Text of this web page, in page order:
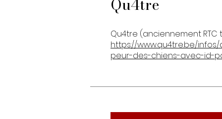
Qu4tre (anciennement RTC
https://www.qu4tre.be/
peur-des-chiens-avec-id-